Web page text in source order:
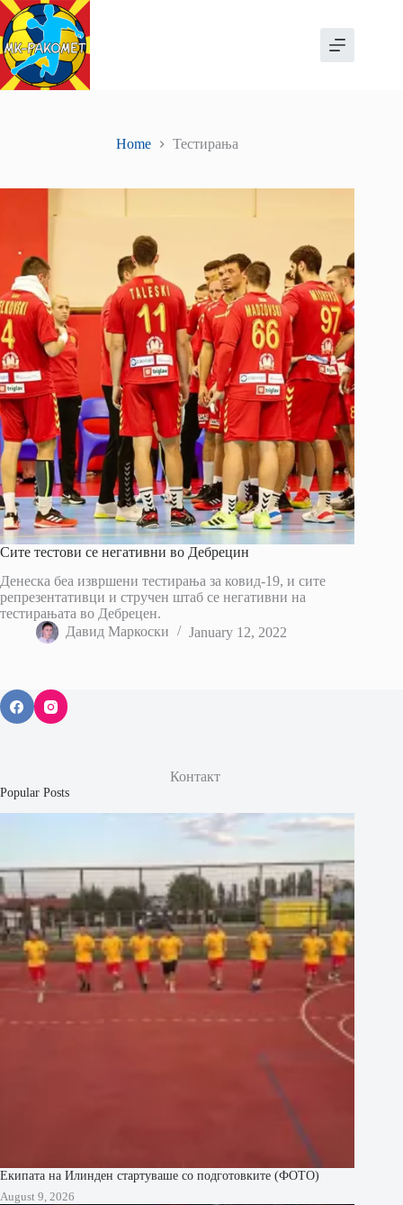
Skip
to
content
Home Тестирања
Сите тестови се негативни во Дебрецин
Денеска беа извршени тестирања за ковид-19, и сите
репрезентативци и стручен штаб се негативни на
тестирањата во Дебрецен.
Давид Маркоски
January 12, 2022
Контакт
Popular Posts
Екипата на Илинден стартуваше со подготовките (ФОТО)
August 9, 2026